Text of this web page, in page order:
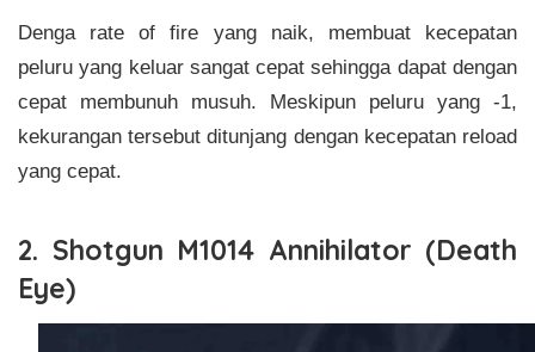
Denga rate of fire yang naik, membuat kecepatan
peluru yang keluar sangat cepat sehingga dapat dengan
cepat membunuh musuh. Meskipun peluru yang -1,
kekurangan tersebut ditunjang dengan kecepatan reload
yang cepat.
2. Shotgun M1014 Annihilator (Death
Eye)